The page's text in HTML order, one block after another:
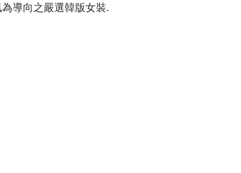
導向之嚴選韓版女裝.